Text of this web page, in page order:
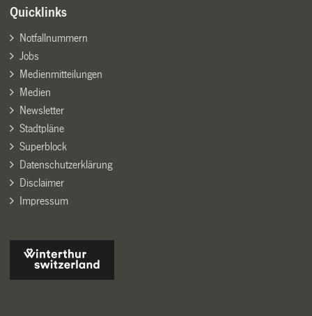
Quicklinks
Notfallnummern
Jobs
Medienmitteilungen
Medien
Newsletter
Stadtpläne
Superblock
Datenschutzerklärung
Disclaimer
Impressum